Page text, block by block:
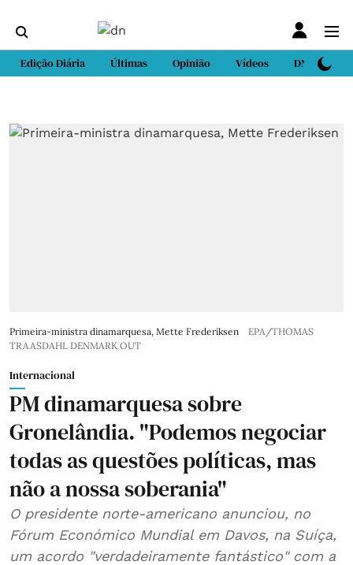
Edição Diária Últimas Opinião Vídeos DN Sport
Primeira-ministra dinamarquesa, Mette Frederiksen
EPA/THOMAS
TRAASDAHL DENMARK OUT
Internacional
PM dinamarquesa sobre
Gronelândia. "Podemos negociar
todas as questões políticas, mas
não a nossa soberania"
O presidente norte-americano anunciou, no
Fórum Económico Mundial em Davos, na Suíça,
um acordo "verdadeiramente fantástico" com a